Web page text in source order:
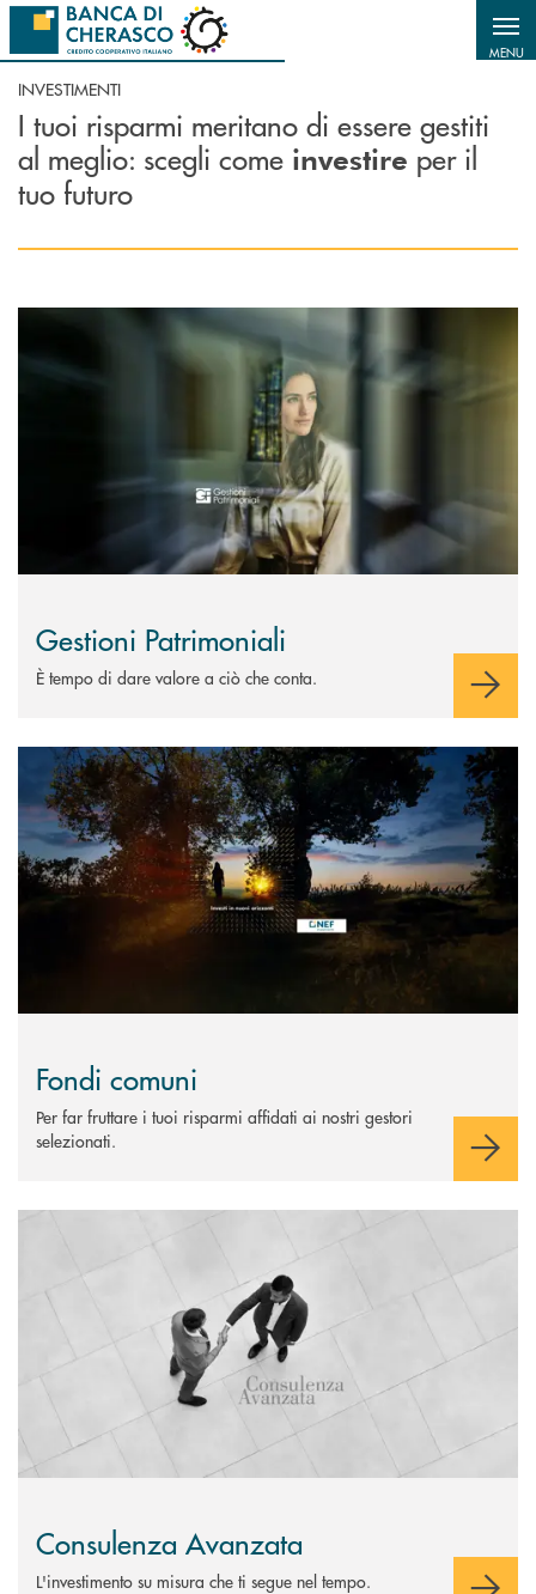
Salta al contenuto principale
MENU
INVESTIMENTI
I tuoi risparmi meritano di essere gestiti
al meglio: scegli come investire per il
tuo futuro
Scopri di più Gestioni Patrimoniali
Gestioni Patrimoniali
È tempo di dare valore a ciò che conta.
Scopri di più Fondi comuni
Fondi comuni
Per far fruttare i tuoi risparmi affidati ai nostri gestori
selezionati.
Scopri di più Consulenza Avanzata
Consulenza Avanzata
L'investimento su misura che ti segue nel tempo.